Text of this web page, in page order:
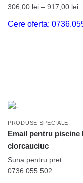
306,00 lei – 917,00 lei
Cere oferta:
PRODUSE SPECIALE
Email pentru piscine
clorcauciuc
Suna pentru pret :
0736.055.502